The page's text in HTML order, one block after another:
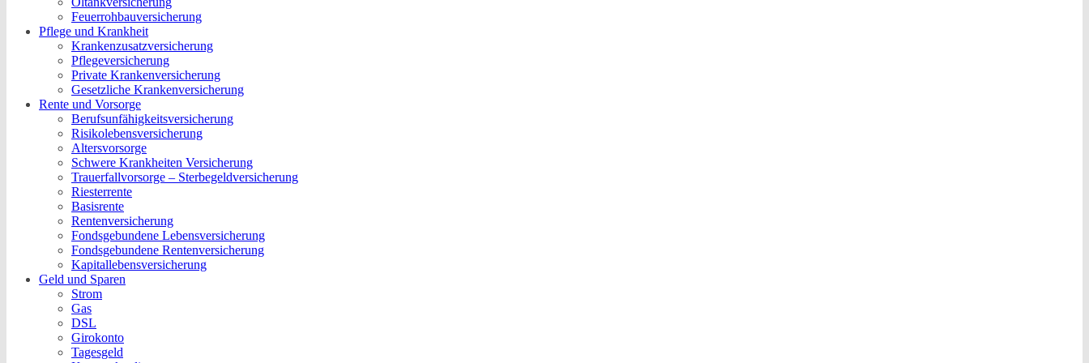
Feuerrohbauversicherung
Pflege und Krankheit
Krankenzusatzversicherung
Pflegeversicherung
Private Krankenversicherung
Gesetzliche Krankenversicherung
Rente und Vorsorge
Berufs­unfähigkeitsversicherung
Risikolebensversicherung
Altersvorsorge
Schwere Krankheiten Versicherung
Trauerfallvorsorge – Sterbegeldversicherung
Riesterrente
Basisrente
Rentenversicherung
Fondsgebundene Lebensversicherung
Fondsgebundene Rentenversicherung
Kapitallebensversicherung
Geld und Sparen
Strom
Gas
DSL
Girokonto
Tagesgeld